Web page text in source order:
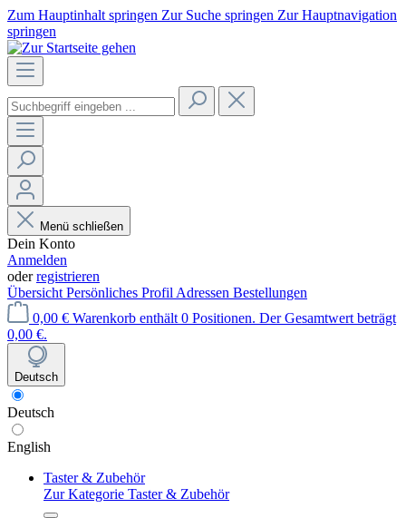
Zum Hauptinhalt springen Zur Suche springen Zur Hauptnavigation
springen
Menü schließen
Dein Konto
Anmelden
oderregistrieren
Übersicht Persönliches Profil Adressen Bestellungen
0,00 € Warenkorb enthält 0 Positionen. Der Gesamtwert beträgt
0,00 €.
Deutsch
Deutsch
English
Taster & Zubehör
Zur Kategorie Taster & Zubehör